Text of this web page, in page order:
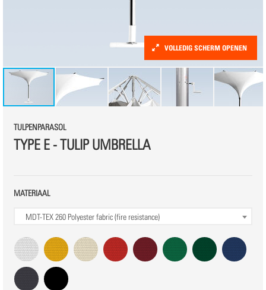
VOLLEDIG SCHERM OPENEN
TULPENPARASOL
TYPE E - TULIP UMBRELLA
MATERIAAL
MDT-TEX 260 Polyester fabric (fire resistance)